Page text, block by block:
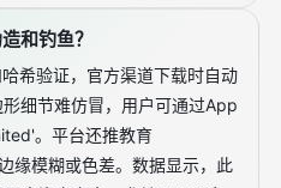
和钓鱼？
希验证，官方渠道下载时自动
细节难仿冒，用户可通过App
。平台还推教育
缘模糊或色差。数据显示，此